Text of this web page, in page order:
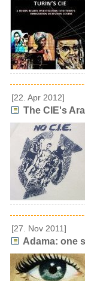
[22. Apr 2012]
The CIE's
[27. Nov 2011]
Adama: one